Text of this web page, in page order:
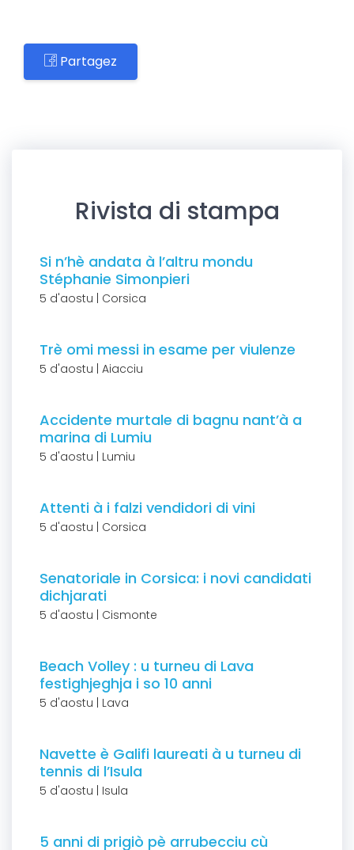
Partagez
Rivista di stampa
Si n’hè andata à l’altru mondu
Stéphanie Simonpieri
5 d'aostu | Corsica
Trè omi messi in esame per viulenze
5 d'aostu | Aiacciu
Accidente murtale di bagnu nant’à a
marina di Lumiu
5 d'aostu | Lumiu
Attenti à i falzi vendidori di vini
5 d'aostu | Corsica
Senatoriale in Corsica: i novi candidati
dichjarati
5 d'aostu | Cismonte
Beach Volley : u turneu di Lava
festighjeghja i so 10 anni
5 d'aostu | Lava
Navette è Galifi laureati à u turneu di
tennis di l’Isula
5 d'aostu | Isula
5 anni di prigiò pè arrubecciu cù